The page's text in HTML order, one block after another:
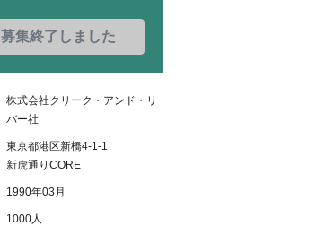
募集終了しました
株式会社クリーク・アンド・リ
バー社
東京都港区新橋4-1-1
新虎通りCORE
1990年03月
1000人